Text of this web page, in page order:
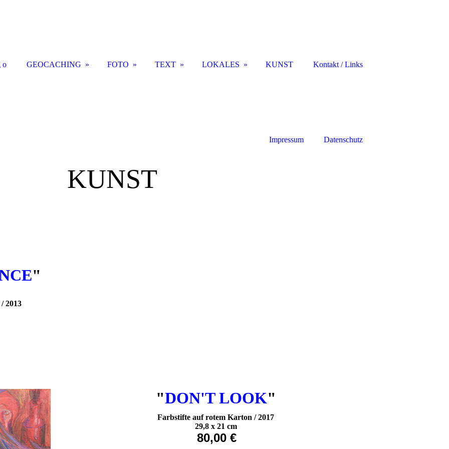
KUNST
"
2013
"DON'T LOOK"
Farbstifte auf rotem Karton / 2017
29,8 x 21 cm
80,00 €
o GEOCACHING FOTO TEXT LOKALES KUNST Kontakt / Links
Impressum Datenschutz